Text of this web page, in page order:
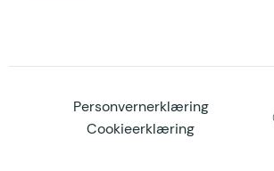
Personvernerklæring
Cookieerklæring